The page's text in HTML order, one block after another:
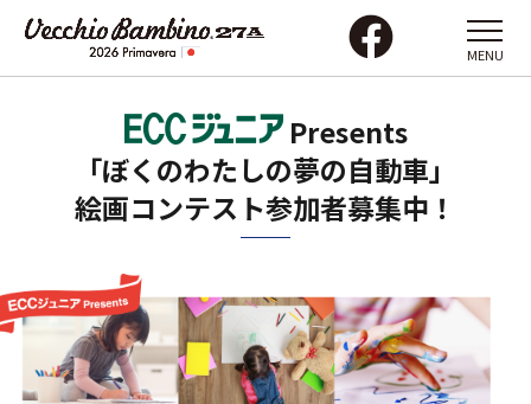
MENU
Presents
「ぼくのわたしの夢の自動車」
絵画コンテスト参加者募集中！